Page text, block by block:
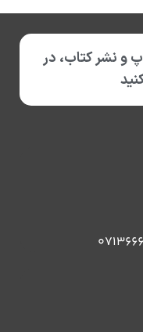
و نشر کتاب، در